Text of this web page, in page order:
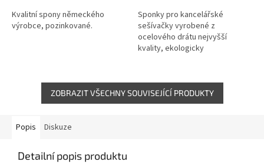
Kvalitní spony německého
výrobce, pozinkované.
Sponky pro kancelářské
sešívačky vyrobené z
ocelového drátu nejvyšší
kvality, ekologicky
ZOBRAZIT VŠECHNY SOUVISEJÍCÍ PRODUKTY
Popis Diskuze
Detailní popis produktu